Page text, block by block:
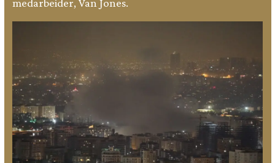
medarbeider, Van Jones.